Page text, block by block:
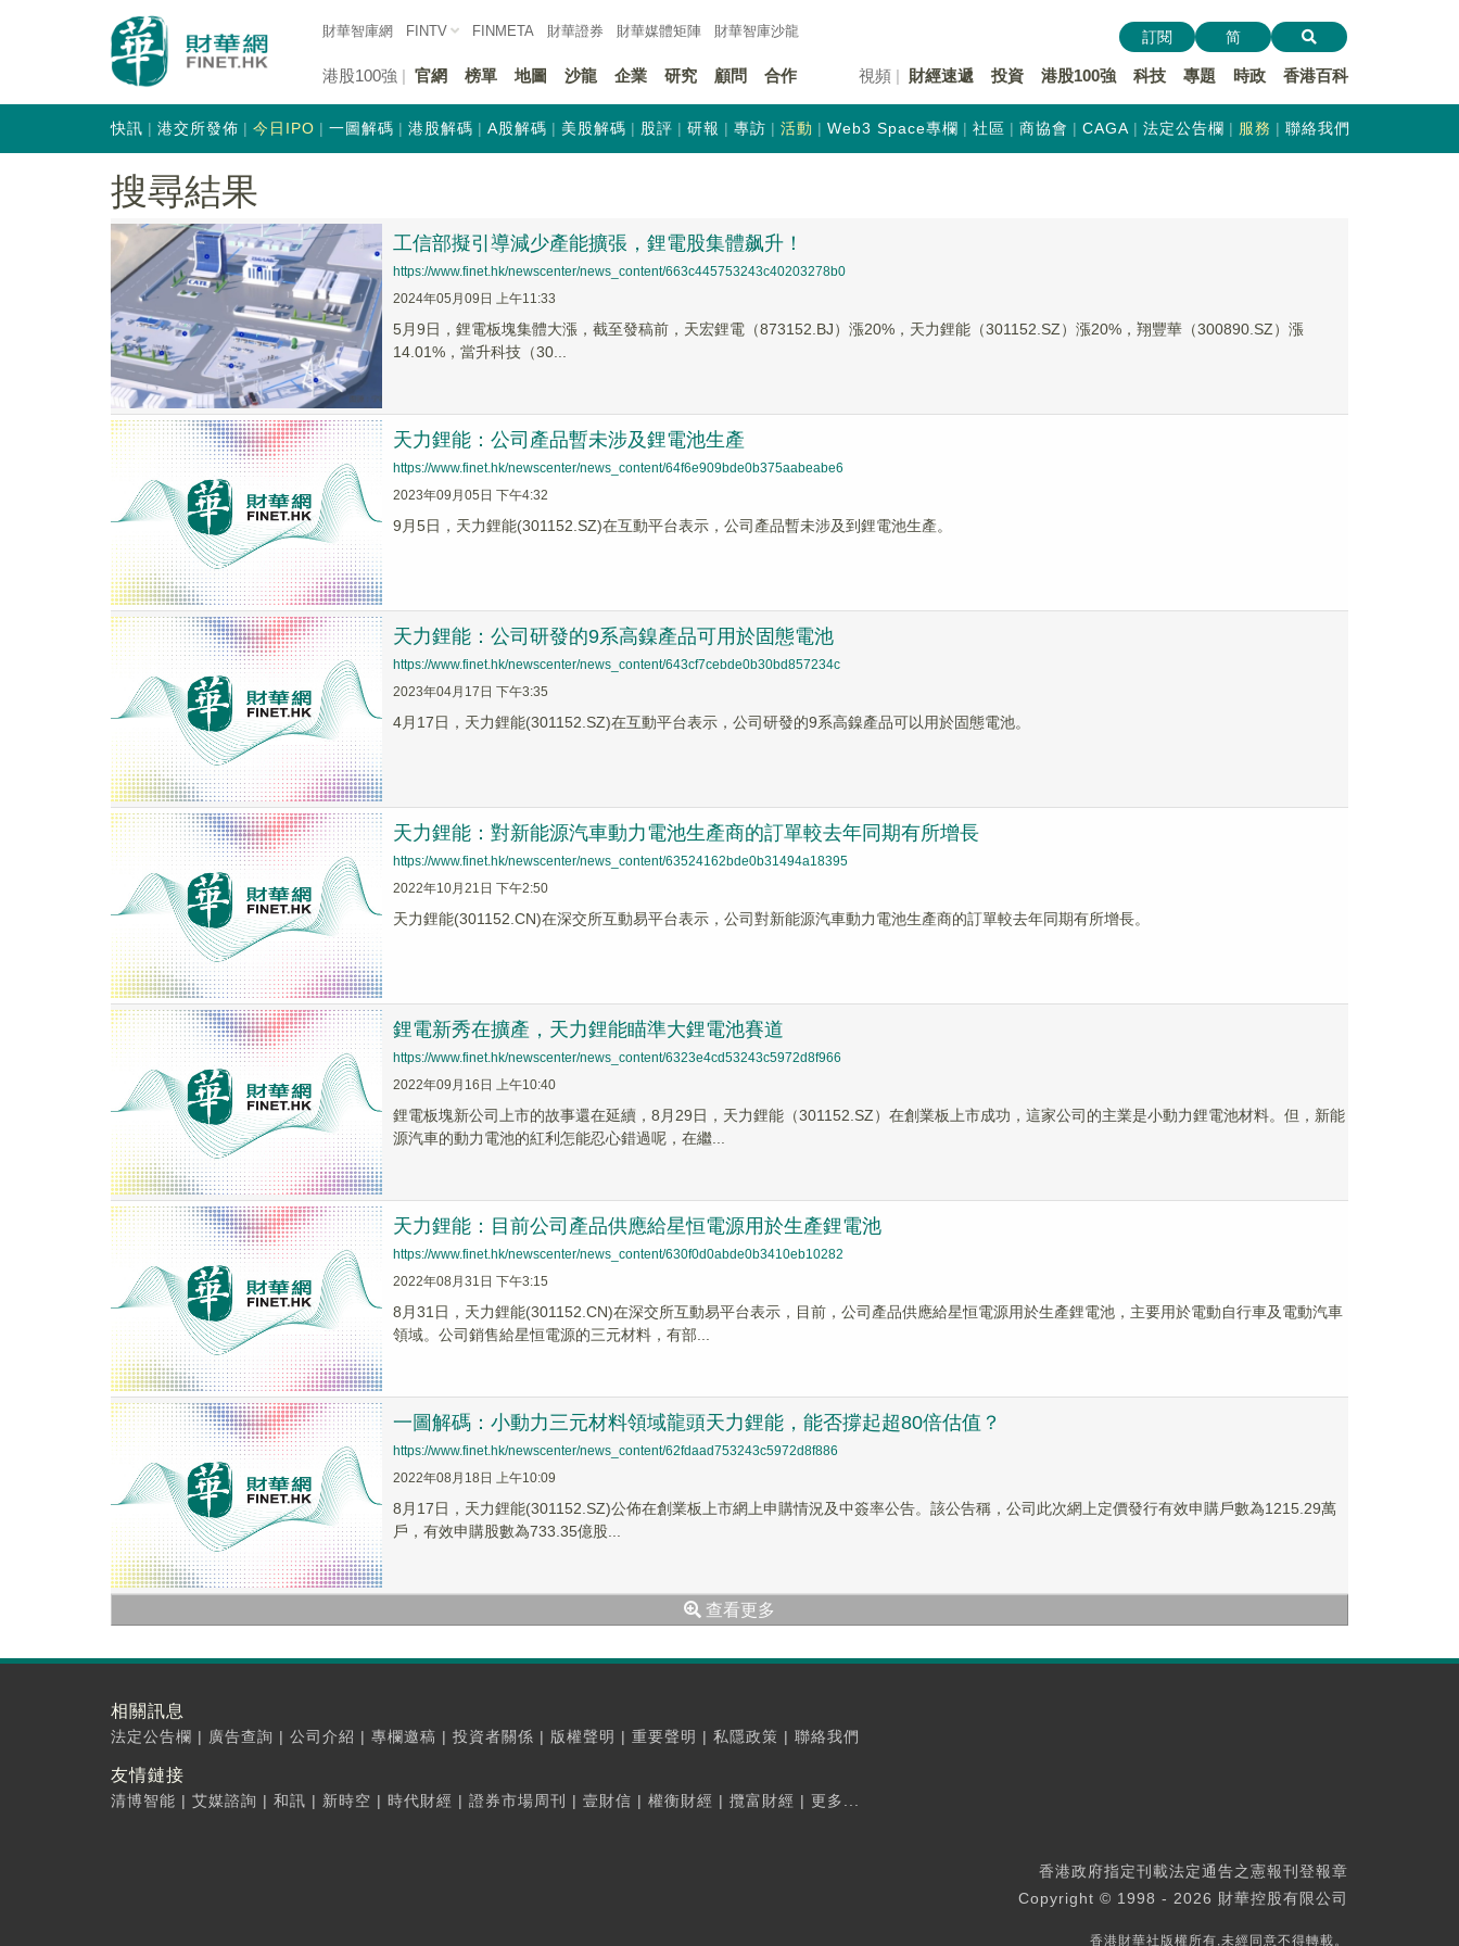
財華智庫網 FINTV FINMETA 財華證券 財華媒體矩陣 財華智庫沙龍
港股100強 官網 榜單 地圖 沙龍 企業 研究 顧問 合作 視頻 財經速遞 投資 港股100強 科技 專題 時政 香港百科
訂閱 简
快訊 港交所發佈 今日IPO 一圖解碼 港股解碼 A股解碼 美股解碼 股評 研報 專訪 活動 Web3 Space專欄 社區 商協會 CAGA 法定公告欄 服務 聯絡我們
搜尋結果
工信部擬引導減少產能擴張，鋰電股集體飙升！
https://www.finet.hk/newscenter/news_content/663c445753243c40203278b0
2024年05月09日 上午11:33
5月9日，鋰電板塊集體大漲，截至發稿前，天宏鋰電（873152.BJ）漲20%，天力鋰能（301152.SZ）漲20%，翔豐華（300890.SZ）漲
14.01%，當升科技（30...
天力鋰能：公司產品暫未涉及鋰電池生產
https://www.finet.hk/newscenter/news_content/64f6e909bde0b375aabeabe6
2023年09月05日 下午4:32
9月5日，天力鋰能(301152.SZ)在互動平台表示，公司產品暫未涉及到鋰電池生產。
天力鋰能：公司研發的9系高鎳產品可用於固態電池
https://www.finet.hk/newscenter/news_content/643cf7cebde0b30bd857234c
2023年04月17日 下午3:35
4月17日，天力鋰能(301152.SZ)在互動平台表示，公司研發的9系高鎳產品可以用於固態電池。
天力鋰能：對新能源汽車動力電池生產商的訂單較去年同期有所增長
https://www.finet.hk/newscenter/news_content/63524162bde0b31494a18395
2022年10月21日 下午2:50
天力鋰能(301152.CN)在深交所互動易平台表示，公司對新能源汽車動力電池生產商的訂單較去年同期有所增長。
鋰電新秀在擴產，天力鋰能瞄準大鋰電池賽道
https://www.finet.hk/newscenter/news_content/6323e4cd53243c5972d8f966
2022年09月16日 上午10:40
鋰電板塊新公司上市的故事還在延續，8月29日，天力鋰能（301152.SZ）在創業板上市成功，這家公司的主業是小動力鋰電池材料。但，新能
源汽車的動力電池的紅利怎能忍心錯過呢，在繼...
天力鋰能：目前公司產品供應給星恒電源用於生產鋰電池
https://www.finet.hk/newscenter/news_content/630f0d0abde0b3410eb10282
2022年08月31日 下午3:15
8月31日，天力鋰能(301152.CN)在深交所互動易平台表示，目前，公司產品供應給星恒電源用於生產鋰電池，主要用於電動自行車及電動汽車
領域。公司銷售給星恒電源的三元材料，有部...
一圖解碼：小動力三元材料領域龍頭天力鋰能，能否撐起超80倍估值？
https://www.finet.hk/newscenter/news_content/62fdaad753243c5972d8f886
2022年08月18日 上午10:09
8月17日，天力鋰能(301152.SZ)公佈在創業板上市網上申購情況及中簽率公告。該公告稱，公司此次網上定價發行有效申購戶數為1215.29萬
戶，有效申購股數為733.35億股...
查看更多
相關訊息
法定公告欄 | 廣告查詢 | 公司介紹 | 專欄邀稿 | 投資者關係 | 版權聲明 | 重要聲明 | 私隱政策 | 聯絡我們
友情鏈接
清博智能 | 艾媒諮詢 | 和訊 | 新時空 | 時代財經 | 證券市場周刊 | 壹財信 | 權衡財經 | 攬富財經 | 更多...
香港政府指定刊載法定通告之憲報刊登報章
Copyright © 1998 - 2026 財華控股有限公司
香港財華社版權所有,未經同意不得轉載。